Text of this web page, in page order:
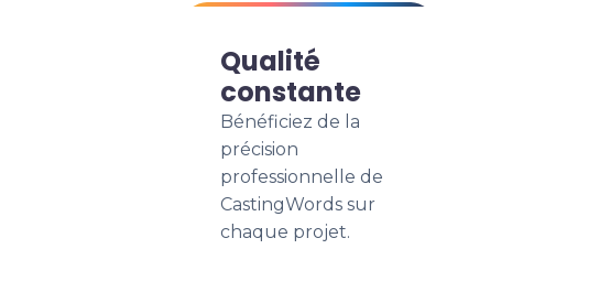
Qualité
constante
Bénéficiez de la
précision
professionnelle de
CastingWords sur
chaque projet.